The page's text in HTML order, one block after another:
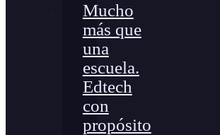
Mucho
más que
una
escuela.
Edtech
con
propósito